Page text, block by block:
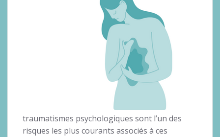
traumatismes psychologiques sont l’un des
risques les plus courants associés à ces